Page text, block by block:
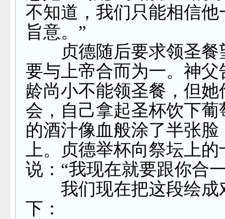
不知道，我们只能相信他
旨意。”
贞德随后要求领圣餐
要与上帝合而为一。神父
龄尚小不能领圣餐，但她
会，自己拿起圣杯饮下葡
的酒汁像血般涂了半张脸
上。贞德举杯向祭坛上的
说：“我现在就要跟你合
我们现在把这段绘成
下：